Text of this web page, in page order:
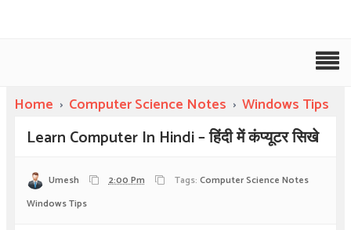
Home › Computer Science Notes › Windows Tips
Learn Computer In Hindi – हिंदी में कंप्यूटर सिखे
Umesh 2:00 Pm Tags: Computer Science Notes
Windows Tips